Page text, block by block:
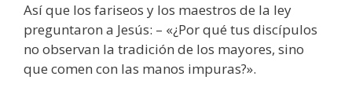
Así que los fariseos y los maestros de la ley
preguntaron a Jesús: – «¿Por qué tus discípulos
no observan la tradición de los mayores, sino
que comen con las manos impuras?».